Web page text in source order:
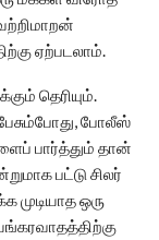
ஏற்படலாம்.
தெரியும்.
போலீஸ்
பார்த்தும் தான்
பட்டு சிலர்
முடியாத ஒரு